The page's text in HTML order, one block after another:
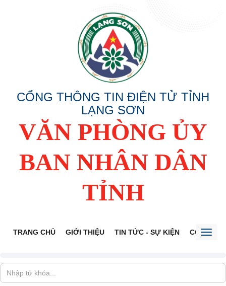
CỔNG THÔNG TIN ĐIỆN TỬ TỈNH
LẠNG SƠN
VĂN PHÒNG ỦY
BAN NHÂN DÂN
TỈNH
TRANG CHỦ GIỚI THIỆU TIN TỨC - SỰ KIỆN CỔNG